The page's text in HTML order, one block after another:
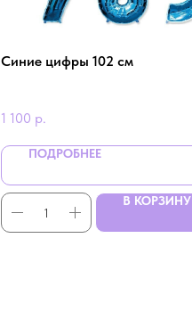
Синие цифры 102 см
1 100 р.
ПОДРОБНЕЕ
В КОРЗИНУ